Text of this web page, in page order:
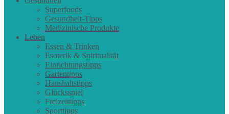
Superfoods
Gesundheit-Tipps
Medizinische Produkte
Leben
Essen & Trinken
Esoterik & Spiritualität
Einrichtungstipps
Gartentipps
Haushaltstipps
Glücksspiel
Freizeittipps
Sporttipps